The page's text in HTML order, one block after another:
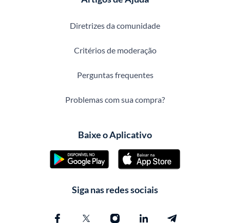
Diretrizes da comunidade
Critérios de moderação
Perguntas frequentes
Problemas com sua compra?
Baixe o Aplicativo
Siga nas redes sociais